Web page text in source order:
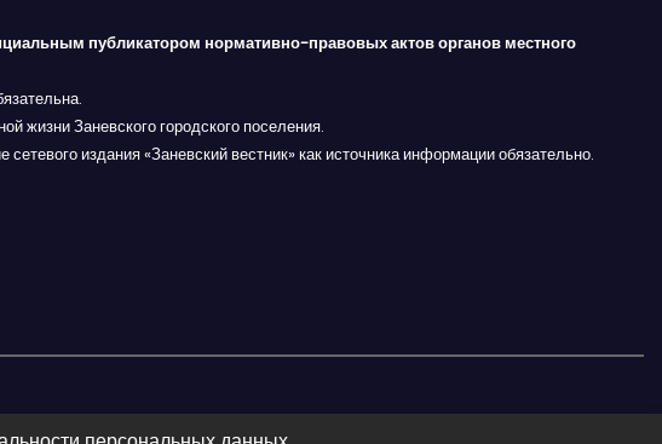
публикатором нормативно-правовых актов органов местного
жизни Заневского городского поселения.
издания «Заневский вестник» как источника информации обязательно.